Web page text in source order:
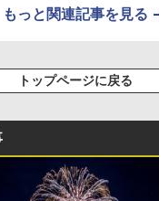
もっと関連記事を見る
トップページに戻る